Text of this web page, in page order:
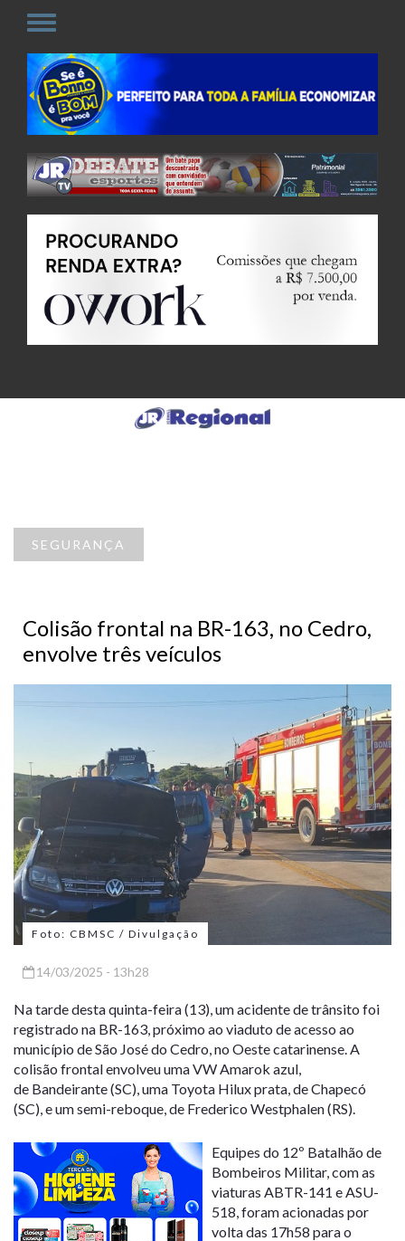
SEGURANÇA
Colisão frontal na BR-163, no Cedro,
envolve três veículos
Foto: CBMSC / Divulgação
14/03/2025 - 13h28
Na tarde desta quinta-feira (13), um acidente de trânsito foi
registrado na BR-163 , próximo ao viaduto de acesso ao
município deSão José do Cedro, no Oeste catarinense . A
colisão frontal envolveu umaVW Amarok azul
de Bandeirante (SC) , uma Toyota Hilux prata , deChapecó
(SC) , e umsemi-reboque , de Frederico Westphalen (RS)
Equipes do 12º Batalhão de
Bombeiros Militar, com as
viaturas ABTR-141 e ASU-
518 , foram acionadas por
volta das 17h58 para o